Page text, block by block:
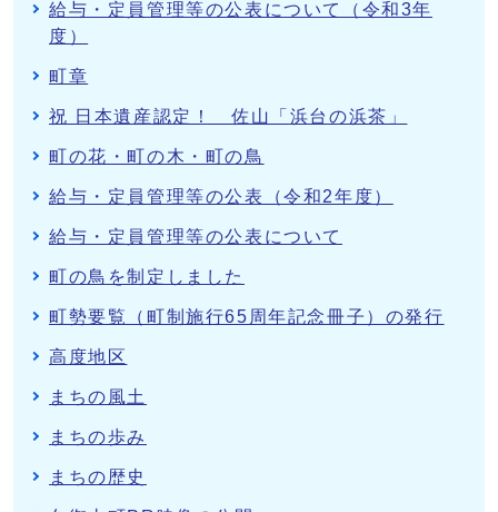
給与・定員管理等の公表について（令和3年
度）
町章
祝 日本遺産認定！ 佐山「浜台の浜茶」
町の花・町の木・町の鳥
給与・定員管理等の公表（令和2年度）
給与・定員管理等の公表について
町の鳥を制定しました
町勢要覧（町制施行65周年記念冊子）の発行
高度地区
まちの風土
まちの歩み
まちの歴史